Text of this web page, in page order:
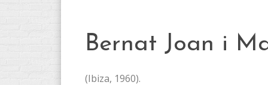
Bernat Joan i
(Ibiza, 1960).